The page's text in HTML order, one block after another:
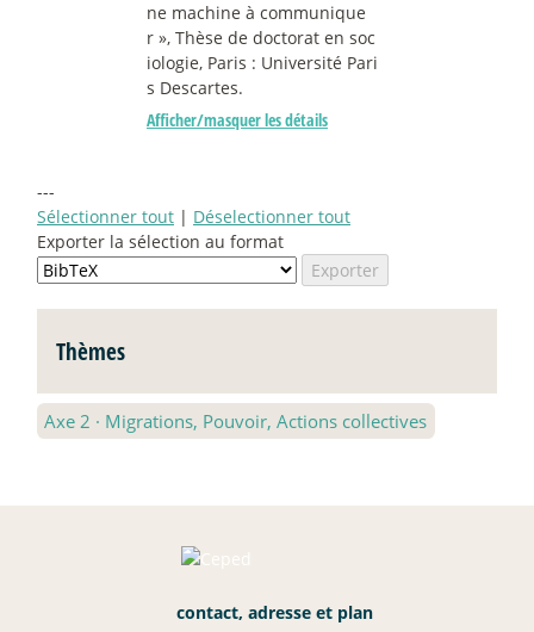
ne machine à communique
r », Thèse de doctorat en soc
iologie, Paris : Université Pari
s Descartes.
Afficher/masquer les détails
---
Sélectionner tout | Déselectionner tout
Exporter la sélection au format
Thèmes
Axe 2 · Migrations, Pouvoir, Actions collectives
contact, adresse et plan